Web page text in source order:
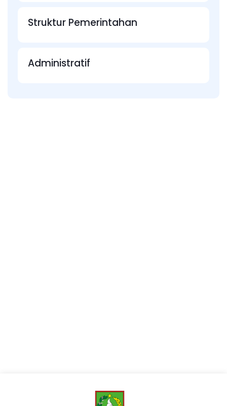
Struktur Pemerintahan
Administratif